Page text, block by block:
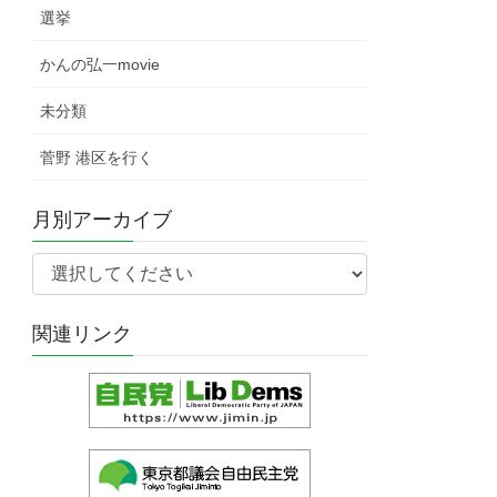
選挙
かんの弘一movie
未分類
菅野 港区を行く
月別アーカイブ
関連リンク